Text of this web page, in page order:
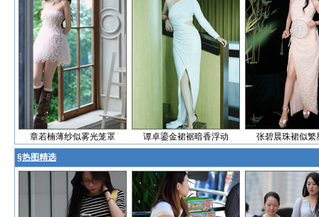
章若楠薄纱似雾光笼罩 谭卓鎏金裙裾暗香浮动 张碧晨珠裙似繁
§热图精选